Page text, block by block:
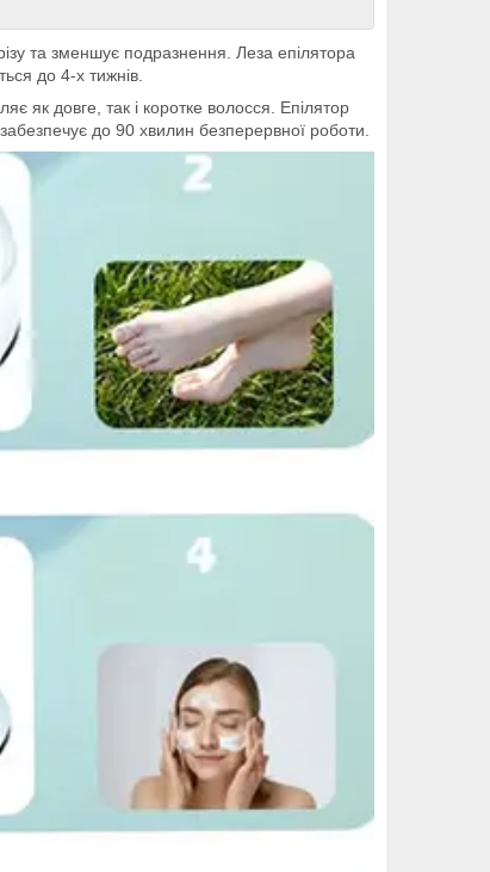
та зменшує подразнення. Леза епілятора
до 4-х тижнів.
як довге, так і коротке волосся. Епілятор
до 90 хвилин безперервної роботи.